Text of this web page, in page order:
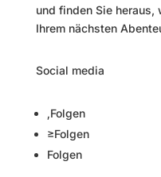
und finden Sie heraus,
Ihrem nächsten
Social media
Folgen
Folgen
Folgen